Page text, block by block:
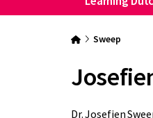
Sweep
Dr. Josefien